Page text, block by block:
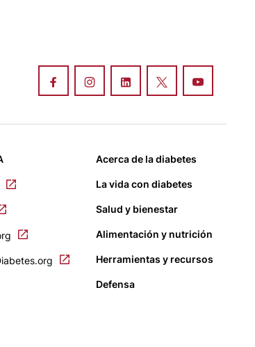
Acerca de la diabetes
La vida con diabetes
Salud y bienestar
Alimentación y nutrición
Herramientas y recursos
Defensa